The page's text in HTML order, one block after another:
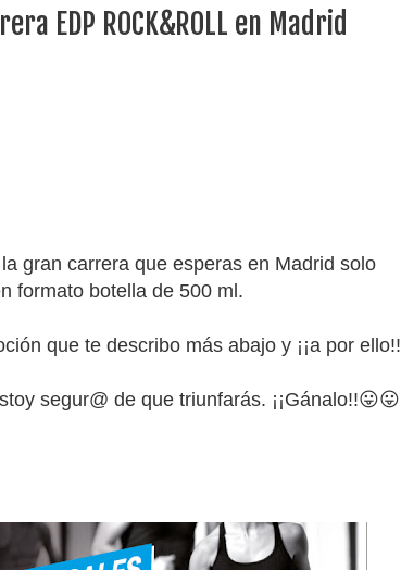
EDP ROCK&ROLL en Madrid
gran carrera que esperas en Madrid solo
formato botella de 500 ml.
que te describo más abajo y ¡¡a por ello!!
segur@ de que triunfarás. ¡¡Gánalo!!😛😛